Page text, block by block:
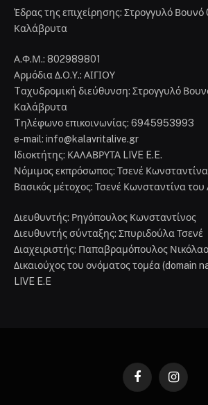
Έδρας της επιχείρησης: Στρογγυλό Βουνό
Καλάβρυτα
Α.Φ.Μ.: 802989801
Αρμόδια Δ.Ο.Υ.: ΑΙΓΙΟΥ
Tαχυδρομική διεύθυνση: Στρογγυλό
Καλάβρυτα
Tηλέφωνο επικοινωνίας: 6945953993
e-mail: info@kalavritalive.gr
Iδιοκτήτης: ΚΑΛΑΒΡΥΤΑ LIVE E.E.
Νόμιμος εκπρόσωπος: Τσενέ
Βασικός μέτοχος: Τσενέ Κωνσταντίνα
Διευθυντής: Ρηγόπουλος Κωνσταντίνος
Διευθυντής σύνταξης: Σπυριδούλα Τσενέ
Διαχειριστής: Παπαβραμόπουλος
Δικαιούχος του ονόματος τομέα (domain
LIVE E.E
FacebookInstagram